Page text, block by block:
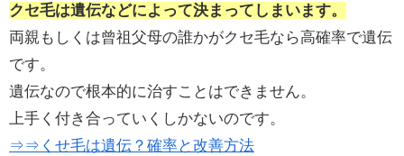
クセ毛は遺伝などによって決まってしまいます。
両親もしくは曾祖父母の誰かがクセ毛なら高確率で遺伝
です。
遺伝なので根本的に治すことはできません。
上手く付き合っていくしかないのです。
⇒⇒くせ毛は遺伝？確率と改善方法